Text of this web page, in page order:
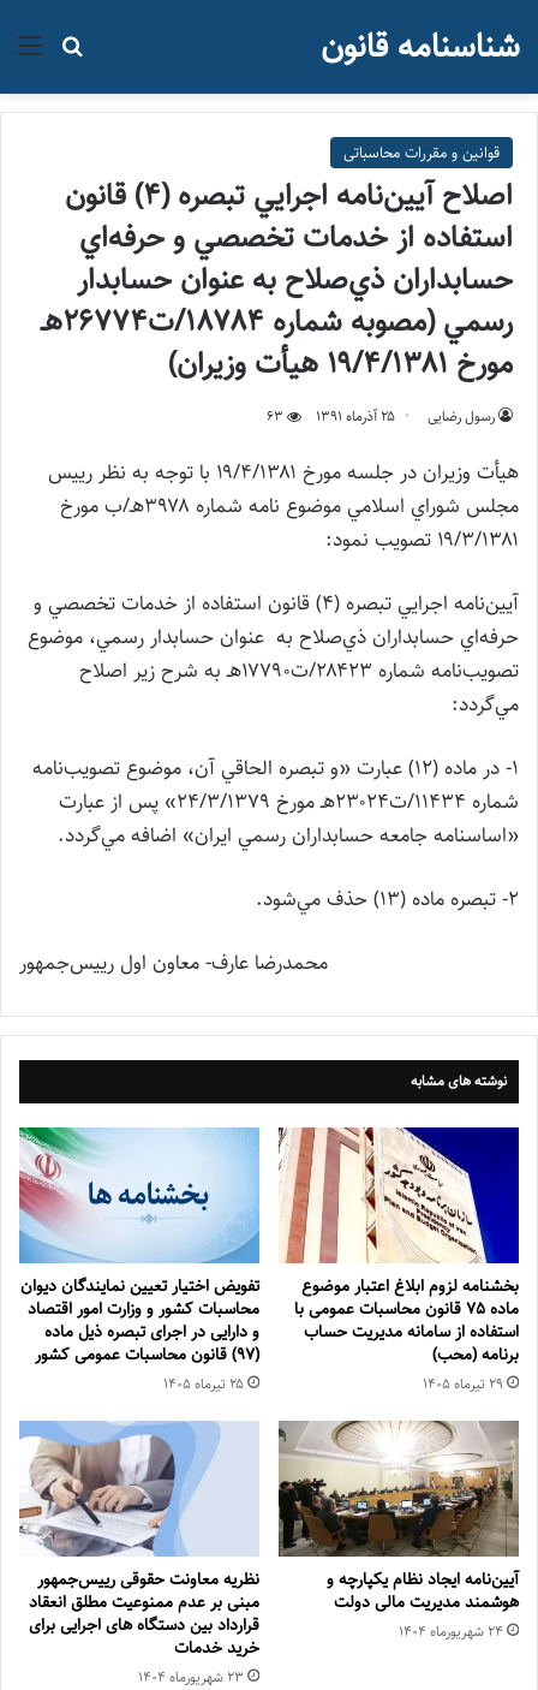
جستجو شناسنامه قانون
قوانین و مقررات محاسباتی
اصلاح آيين‌نامه اجرايي تبصره (۴) قانون
استفاده از خدمات تخصصي و حرفه‌اي
حسابداران ذي‌صلاح به عنوان حسابدار
رسمي (مصوبه شماره ۱۸۷۸۴/ت۲۶۷۷۴هـ
مورخ ۱۹/۴/۱۳۸۱ هيأت وزيران)
رسول رضایی ۲۵ آذر‌ماه ۱۳۹۱ 63
هيأت وزيران در جلسه مورخ ۱۹/۴/۱۳۸۱ با توجه به نظر رييس
مجلس شوراي اسلامي موضوع نامه شماره ۳۹۷۸هـ/ب مورخ
۱۹/۳/۱۳۸۱ تصويب نمود:
آيين‌نامه اجرايي تبصره (۴) قانون استفاده از خدمات تخصصي و
حرفه‌اي حسابداران ذي‌صلاح به عنوان حسابدار رسمي، موضوع
تصويب‌نامه شماره ۲۸۴۲۳/ت۱۷۷۹۰هـ به شرح زير اصلاح
مي‌گردد:
۱- در ماده (۱۲) عبارت «و تبصره الحاقي آن، موضوع تصويب‌نامه
شماره ۱۱۴۳۴/ت۲۳۰۲۴هـ مورخ ۲۴/۳/۱۳۷۹» پس از عبارت
«اساسنامه جامعه حسابداران رسمي ايران» اضافه مي‌گردد.
۲- تبصره ماده (۱۳) حذف مي‌شود.
محمدرضا عارف- معاون اول رييس‌جمهور
نوشته های مشابه
بخشنامه لزوم ابلاغ اعتبار موضوع
ماده ۷۵ قانون محاسبات عمومی با
استفاده از سامانه مدیریت حساب
برنامه (محب)
۲۹ تیر‌ماه ۱۴۰۵
تفویض اختیار تعیین نمایندگان دیوان
محاسبات کشور و وزارت امور اقتصاد
و دارایی در اجرای تبصره ذیل ماده
(۹۷) قانون محاسبات عمومی کشور
۲۵ تیر‌ماه ۱۴۰۵
آیین‌نامه ایجاد نظام یکپارچه و
هوشمند مدیریت مالی دولت
۲۴ شهریور‌ماه ۱۴۰۴
نظریه معاونت حقوقی رییس‌جمهور
مبنی بر عدم ممنوعیت مطلق انعقاد
قرارداد بین دستگاه های اجرایی برای
خرید خدمات
۲۳ شهریور‌ماه ۱۴۰۴